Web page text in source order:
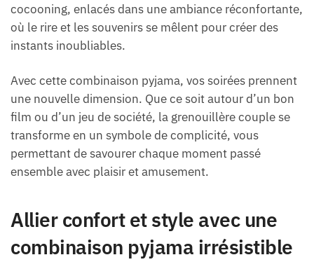
cocooning, enlacés dans une ambiance réconfortante,
où le rire et les souvenirs se mêlent pour créer des
instants inoubliables.
Avec cette combinaison pyjama, vos soirées prennent
une nouvelle dimension. Que ce soit autour d’un bon
film ou d’un jeu de société, la grenouillère couple se
transforme en un symbole de complicité, vous
permettant de savourer chaque moment passé
ensemble avec plaisir et amusement.
Allier confort et style avec une
combinaison pyjama irrésistible